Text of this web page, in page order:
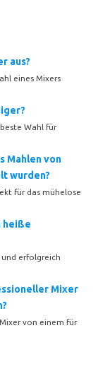
aus?
eines Mixers
Wahl für
Mahlen von
wurden?
für das mühelose
heiße
und erfolgreich
Mixer
von einem für